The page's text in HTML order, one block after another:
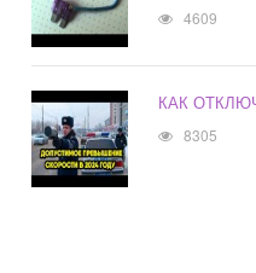
4609
КАК
8305